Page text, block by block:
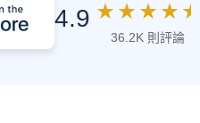
4.9 ★ ★ ★ ★ ★
36.2K 則評論